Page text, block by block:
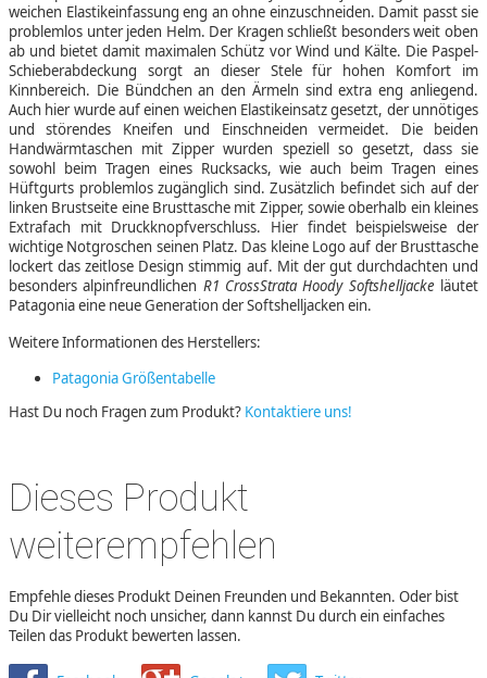
weichen Elastikeinfassung eng an ohne einzuschneiden. Damit passt sie
problemlos unter jeden Helm. Der Kragen schließt besonders weit oben
ab und bietet damit maximalen Schütz vor Wind und Kälte. Die Paspel-
Schieberabdeckung sorgt an dieser Stele für hohen Komfort im
Kinnbereich. Die Bündchen an den Ärmeln sind extra eng anliegend.
Auch hier wurde auf einen weichen Elastikeinsatz gesetzt, der unnötiges
und störendes Kneifen und Einschneiden vermeidet. Die beiden
Handwärmtaschen mit Zipper wurden speziell so gesetzt, dass sie
sowohl beim Tragen eines Rucksacks, wie auch beim Tragen eines
Hüftgurts problemlos zugänglich sind. Zusätzlich befindet sich auf der
linken Brustseite eine Brusttasche mit Zipper, sowie oberhalb ein kleines
Extrafach mit Druckknopfverschluss. Hier findet beispielsweise der
wichtige Notgroschen seinen Platz. Das kleine Logo auf der Brusttasche
lockert das zeitlose Design stimmig auf. Mit der gut durchdachten und
besonders alpinfreundlichen R1 CrossStrata Hoody Softshelljackeläutet
Patagonia eine neue Generation der Softshelljacken ein.
Weitere Informationen des Herstellers:
Patagonia Größentabelle
Hast Du noch Fragen zum Produkt? Kontaktiere uns!
Dieses Produkt
weiterempfehlen
Empfehle dieses Produkt Deinen Freunden und Bekannten. Oder bist
Du Dir vielleicht noch unsicher, dann kannst Du durch ein einfaches
Teilen das Produkt bewerten lassen.